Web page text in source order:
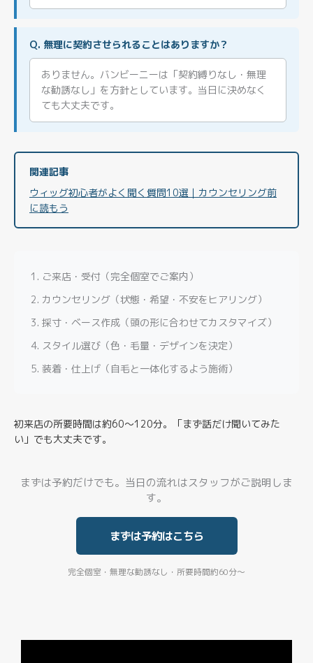
Q. 無理に契約させられることはありますか？
ありません。バンビーニーは「契約縛りなし・無理
な勧誘なし」を方針としています。当日に決めなく
ても大丈夫です。
関連記事
ウィッグ初心者がよく聞く質問10選｜カウンセリング前
に読もう
ご来店・受付（完全個室でご案内）
カウンセリング（状態・希望・不安をヒアリング）
採寸・ベース作成（頭の形に合わせてカスタマイズ）
スタイル選び（色・毛量・デザインを決定）
装着・仕上げ（自毛と一体化するよう施術）
初来店の所要時間は約60〜120分。「まず話だけ聞いてみた
い」でも大丈夫です。
まずは予約だけでも。当日の流れはスタッフがご説明しま
す。
まずは予約はこちら
完全個室・無理な勧誘なし・所要時間約60分〜